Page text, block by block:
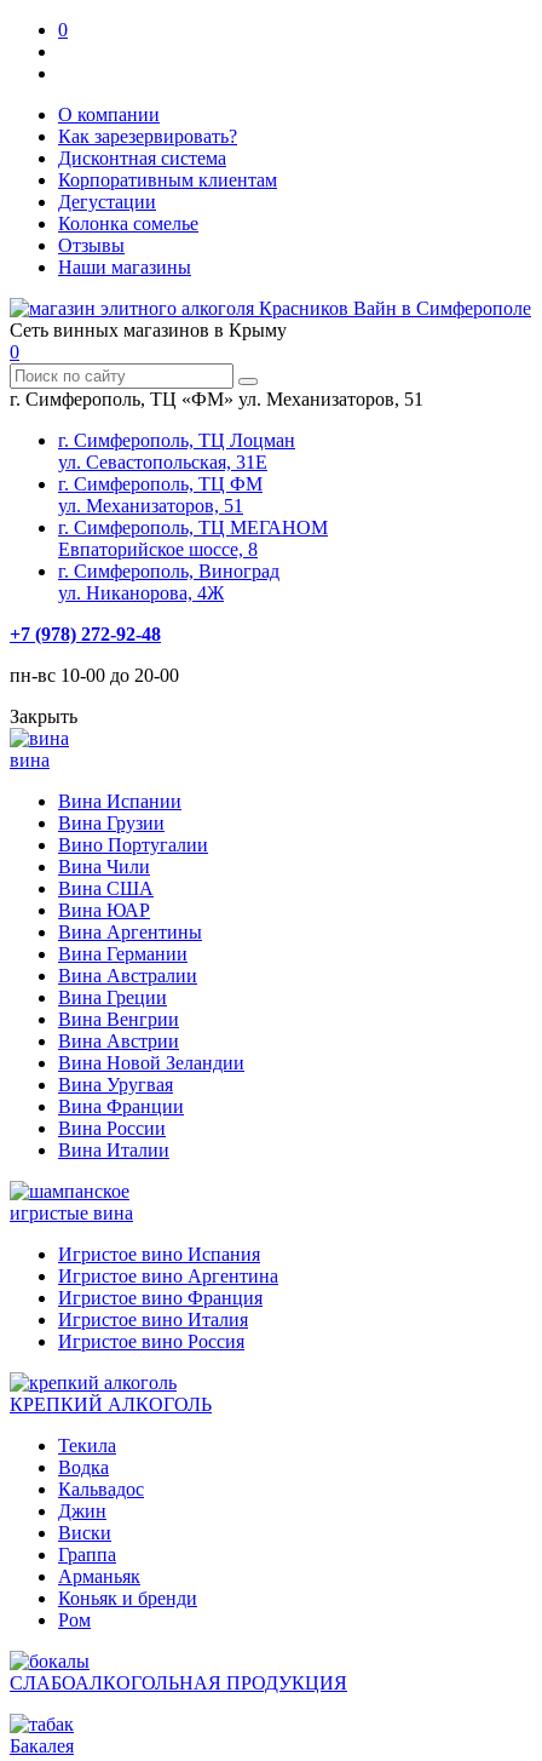
0
О компании
Как зарезервировать?
Дисконтная система
Корпоративным клиентам
Дегустации
Колонка сомелье
Отзывы
Наши магазины
Сеть винных магазинов в Крыму
0
г. Симферополь, ТЦ «ФМ» ул. Механизаторов, 51
г. Симферополь, ТЦ Лоцман
ул. Севастопольская, 31Е
г. Симферополь, ТЦ ФМ
ул. Механизаторов, 51
г. Симферополь, ТЦ МЕГАНОМ
Евпаторийское шоссе, 8
г. Симферополь, Виноград
ул. Никанорова, 4Ж
+7 (978) 272-92-48
пн-вс 10-00 до 20-00
Закрыть
вина
Вина Испании
Вина Грузии
Вино Португалии
Вина Чили
Вина США
Вина ЮАР
Вина Аргентины
Вина Германии
Вина Австралии
Вина Греции
Вина Венгрии
Вина Австрии
Вина Новой Зеландии
Вина Уругвая
Вина Франции
Вина России
Вина Италии
игристые вина
Игристое вино Испания
Игристое вино Аргентина
Игристое вино Франция
Игристое вино Италия
Игристое вино Россия
КРЕПКИЙ АЛКОГОЛЬ
Текила
Водка
Кальвадос
Джин
Виски
Граппа
Арманьяк
Коньяк и бренди
Ром
СЛАБОАЛКОГОЛЬНАЯ ПРОДУКЦИЯ
Бакалея